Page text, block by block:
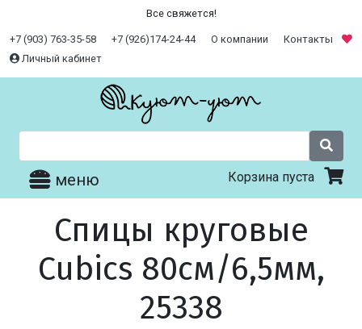
Все свяжется!
+7 (903) 763-35-58 +7 (926)174-24-44 О компании
Контакты
Личный кабинет
меню Корзина пуста
Спицы круговые
Cubics 80см/6,5мм,
25338